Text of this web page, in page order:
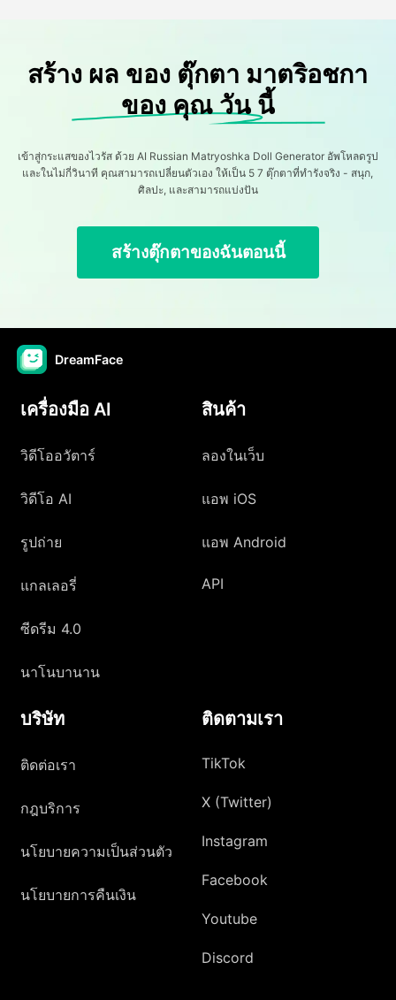
สร้าง ผล ของ ตุ๊กตา มาตริอชกา
ของ คุณ วัน นี้
เข้าสู่กระแสของไวรัส ด้วย AI Russian Matryoshka Doll Generator อัพโหลดรูป
และในไม่กี่วินาที คุณสามารถเปลี่ยนตัวเอง ให้เป็น 5 7 ตุ๊กตาที่ทํารังจริง - สนุก,
ศิลปะ, และสามารถแบ่งปัน
สร้างตุ๊กตาของฉันตอนนี้
DreamFace
เครื่องมือ AI
วิดีโออวัตาร์
วิดีโอ AI
รูปถ่าย
แกลเลอรี่
ซีดรีม 4.0
นาโนบานาน
สินค้า
ลองในเว็บ
แอพ iOS
แอพ Android
API
บริษัท
ติดต่อเรา
กฎบริการ
นโยบายความเป็นส่วนตัว
นโยบายการคืนเงิน
ติดตามเรา
TikTok
X (Twitter)
Instagram
Facebook
Youtube
Discord